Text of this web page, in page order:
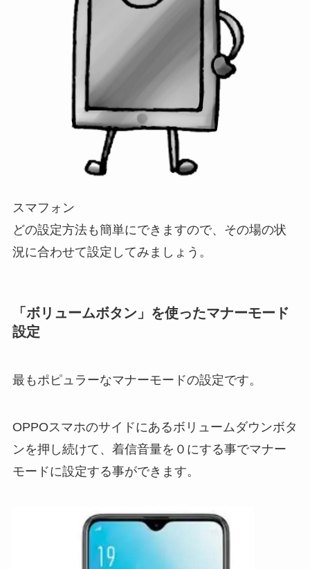
スマフォン
どの設定方法も簡単にできますので、その場の状
況に合わせて設定してみましょう。
「ボリュームボタン」を使ったマナーモード
設定
最もポピュラーなマナーモードの設定です。
OPPOスマホのサイドにあるボリュームダウンボタ
ンを押し続けて、着信音量を０にする事でマナー
モードに設定する事ができます。